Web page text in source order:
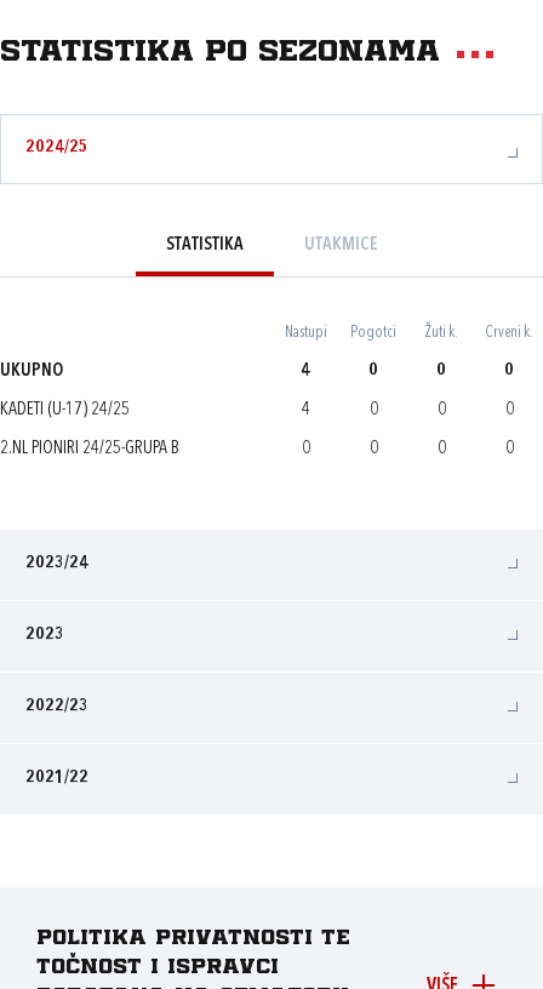
Statistika po sezonama
2024/25
STATISTIKA UTAKMICE
Nastupi Pogotci Žuti k. Crveni k.
UKUPNO 4 0 0 0
KADETI (U-17) 24/25 4 0 0 0
2.NL PIONIRI 24/25-GRUPA B 0 0 0 0
2023/24
2023
2022/23
2021/22
Politika privatnosti te
točnost i ispravci